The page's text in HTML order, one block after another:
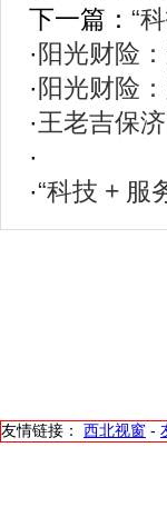
下一篇： “
·阳光财险
·阳光财险
·王老吉保
·
·“科技 + 服
友情链接： 西北视窗 -